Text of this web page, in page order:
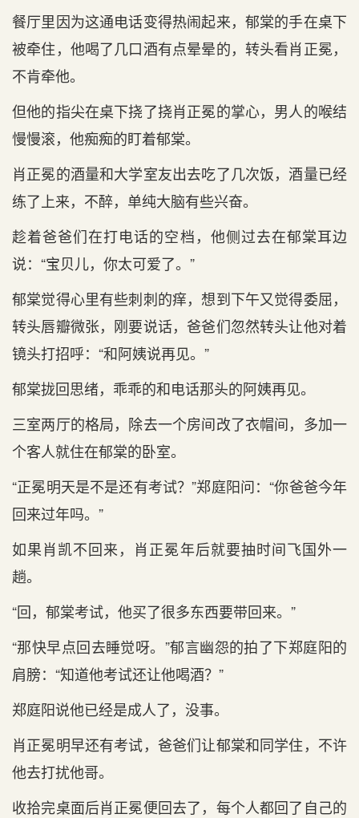
餐厅里因为这通电话变得热闹起来，郁棠的手在桌下
被牵住，他喝了几口酒有点晕晕的，转头看肖正冕，
不肯牵他。
但他的指尖在桌下挠了挠肖正冕的掌心，男人的喉结
慢慢滚，他痴痴的盯着郁棠。
肖正冕的酒量和大学室友出去吃了几次饭，酒量已经
练了上来，不醉，单纯大脑有些兴奋。
趁着爸爸们在打电话的空档，他侧过去在郁棠耳边
说：“宝贝儿，你太可爱了。”
郁棠觉得心里有些刺刺的痒，想到下午又觉得委屈，
转头唇瓣微张，刚要说话，爸爸们忽然转头让他对着
镜头打招呼：“和阿姨说再见。”
郁棠拢回思绪，乖乖的和电话那头的阿姨再见。
三室两厅的格局，除去一个房间改了衣帽间，多加一
个客人就住在郁棠的卧室。
“正冕明天是不是还有考试？”郑庭阳问：“你爸爸今年
回来过年吗。”
如果肖凯不回来，肖正冕年后就要抽时间飞国外一
趟。
“回，郁棠考试，他买了很多东西要带回来。”
“那快早点回去睡觉呀。”郁言幽怨的拍了下郑庭阳的
肩膀：“知道他考试还让他喝酒？”
郑庭阳说他已经是成人了，没事。
肖正冕明早还有考试，爸爸们让郁棠和同学住，不许
他去打扰他哥。
收拾完桌面后肖正冕便回去了，每个人都回了自己的